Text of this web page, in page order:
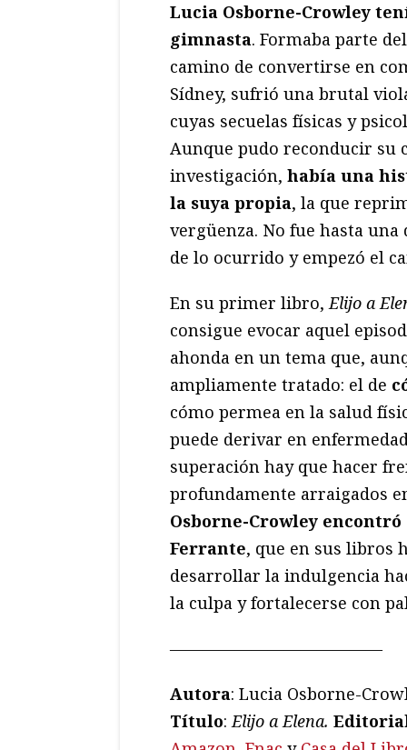
Lucia Osborne-Crowley
gimnasta. Formaba parte
camino de convertirse en
Sídney, sufrió una brutal
cuyas secuelas físicas y
Aunque pudo reconducir su
investigación, había una
la suya propia, la que
vergüenza. No fue hasta
de lo ocurrido y empezó el
En su primer libro,Elijo a
consigue evocar aquel
ahonda en un tema que,
ampliamente tratado: el de
cómo permea en la salud
puede derivar en
superación hay que hacer
profundamente arraigados
Osborne-Crowley
Ferrante, que en sus libros
desarrollar la indulgencia
la culpa y fortalecerse con
—————————————
Autora: Lucia Osborne-
Título:Elijo a Elena.